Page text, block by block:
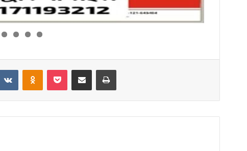
VKontakteOdnoklassniki
Pocket Share via Email Print